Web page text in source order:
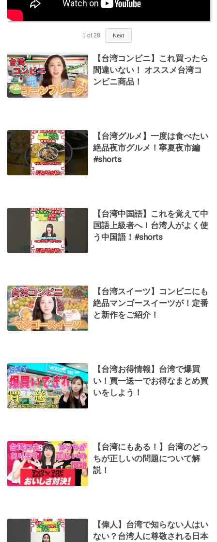
1 of 28 Next
【台湾コンビニ】これ買ったら
間違いない！ オススメ台湾コ
ンビニ商品！
【台湾グルメ】一度は食べたい
絶品夜市グルメ！寧夏夜市編
#shorts
【台湾中国語】これを覚えて中
国語上級者へ！台湾人がよく使
う中国語！#shorts
【台湾スイーツ】コンビニにも
絶品マンゴースイーツが！定番
と新作をご紹介！
【台湾お得情報】台湾で爆買
い！買一送一でお得なまとめ買
いをしよう！
【台湾にもある！】台湾のどっ
ちが正しいの問題について解
説！
【偉人】台湾で知らない人はい
ない？台湾人に尊敬される日本